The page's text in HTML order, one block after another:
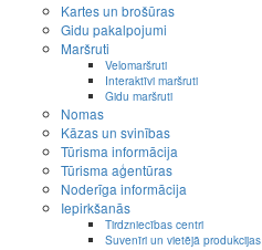
Kartes un brošūras
Gidu pakalpojumi
Maršruti
Velomaršruti
Interaktīvi maršruti
Gidu maršruti
Nomas
Kāzas un svinības
Tūrisma informācija
Tūrisma aģentūras
Noderīga informācija
Iepirkšanās
Tirdzniecības centri
Suvenīri un vietējā produkcijas